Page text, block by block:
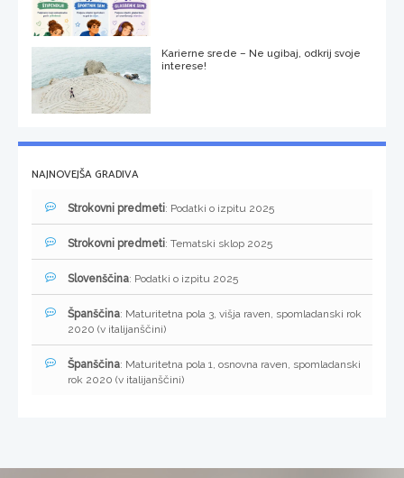
Karierne srede – Ne ugibaj, odkrij svoje
interese!
NAJNOVEJŠA GRADIVA
Strokovni predmeti: Podatki o izpitu 2025
Strokovni predmeti: Tematski sklop 2025
Slovenščina: Podatki o izpitu 2025
Španščina: Maturitetna pola 3, višja raven, spomladanski rok
2020 (v italijanščini)
Španščina: Maturitetna pola 1, osnovna raven, spomladanski
rok 2020 (v italijanščini)